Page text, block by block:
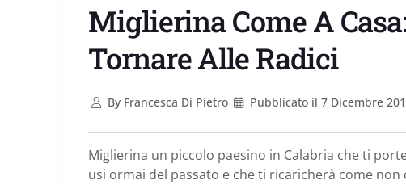
Miglierina Come A
Tornare Alle Radici
ByFrancesca Di Pietro Pubblicato il 7 Dicembre
Miglierina un piccolo paesino in Calabria che ti
usi ormai del passato e che ti ricaricherà come non